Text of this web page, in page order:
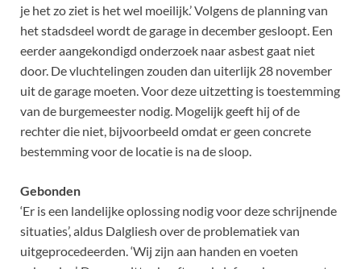
je het zo ziet is het wel moeilijk.’ Volgens de planning van
het stadsdeel wordt de garage in december gesloopt. Een
eerder aangekondigd onderzoek naar asbest gaat niet
door. De vluchtelingen zouden dan uiterlijk 28 november
uit de garage moeten. Voor deze uitzetting is toestemming
van de burgemeester nodig. Mogelijk geeft hij of de
rechter die niet, bijvoorbeeld omdat er geen concrete
bestemming voor de locatie is na de sloop.
Gebonden
‘Er is een landelijke oplossing nodig voor deze schrijnende
situaties’, aldus Dalgliesh over de problematiek van
uitgeprocedeerden. ‘Wij zijn aan handen en voeten